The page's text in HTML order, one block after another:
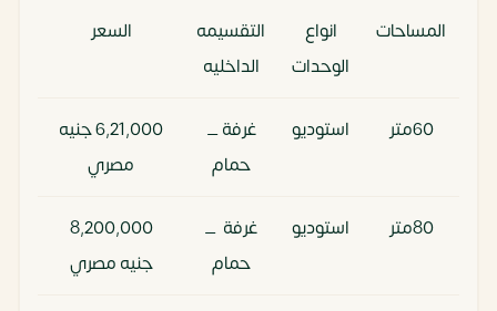
المساحات
انواع
الوحدات
التقسيمه
الداخليه
السعر
60متر استوديو
غرفة _
حمام
6,21,000 جنيه
مصري
80متر استوديو
غرفة _
حمام
8,200,000
جنيه مصري